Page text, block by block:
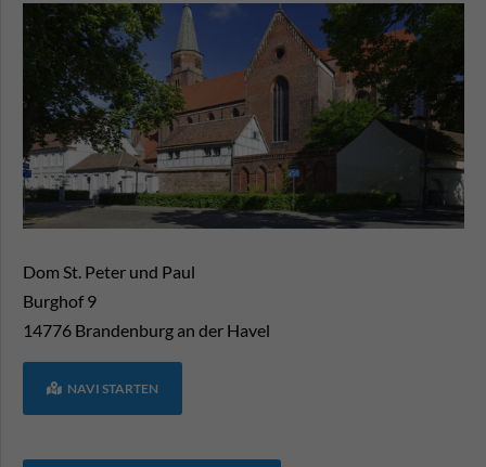
Dom St. Peter und Paul
Burghof 9
14776 Brandenburg an der Havel
NAVI STARTEN